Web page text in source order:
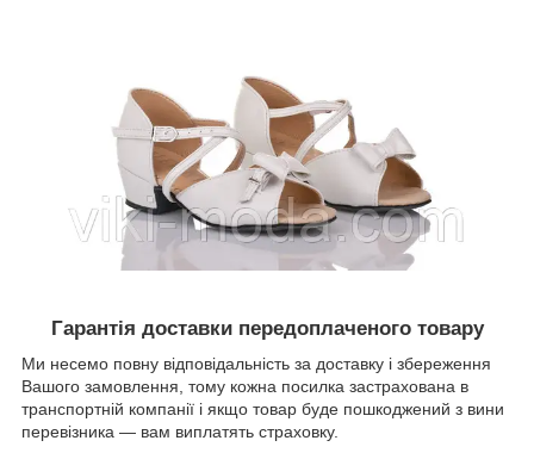
Гарантія доставки передоплаченого товару
Ми несемо повну відповідальність за доставку і збереження
Вашого замовлення, тому кожна посилка застрахована в
транспортній компанії і якщо товар буде пошкоджений з вини
перевізника ― вам виплатять страховку.